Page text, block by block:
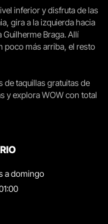
inferior y disfruta de las
gira a la izquierda hacia
Guilherme Braga. Allí
poco más arriba, el resto
de taquillas gratuitas de
y explora WOW con total
a domingo